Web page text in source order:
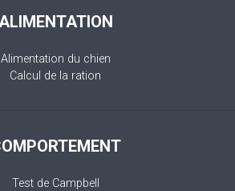
ALIMENTATION
Alimentation du chien
Calcul de la ration
Test de Campbell